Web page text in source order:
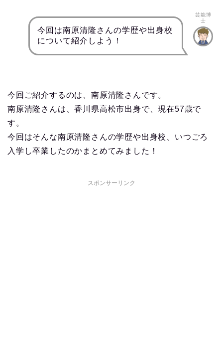
今回は南原清隆さんの学歴や出身校
について紹介しよう！
芸能博
士
今回ご紹介するのは、南原清隆さんです。
南原清隆さんは、香川県高松市出身で、現在57歳で
す。
今回はそんな南原清隆さんの学歴や出身校、いつごろ
入学し卒業したのかまとめてみました！
スポンサーリンク